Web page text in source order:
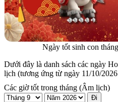
Ngày tốt sinh con
Dưới đây là danh sách các ngày
lịch (tương ứng từ ngày 11/10/
Các giờ tốt trong tháng (Âm lịch)
Đi